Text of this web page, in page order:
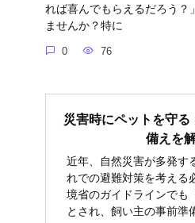
れば喜んでもらえるだろう？
ませんか？特に
0 76
災害時にペットを守
備えを
近年、自然災害が多発す
れでの避難対策を考える
境省のガイドラインでも
とされ、飼い主の事前準